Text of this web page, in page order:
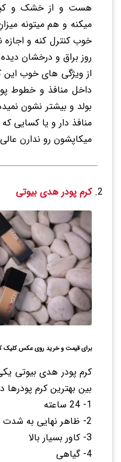
هست و از خشک و
میکنه و هم میتونه
خوب کنترل کنه و
روز براق و درخشان
از ویژگی های خوب این
داخل منافذ و خطوط
بولد و بیشتر نشون
منافذ دار و یا کسایی
میکاپشون رو ندارن
کرم پودر هدی بیوتی
برای قیمت و خرید روی عکس کلیک
کرم پودر هدی بیوتی
بین بهترین کرم
1- 24 ساعته
2- ظاهر نهایی به شدت مات و مخملی
3- کاور بسیار بالا
4- گیاهی